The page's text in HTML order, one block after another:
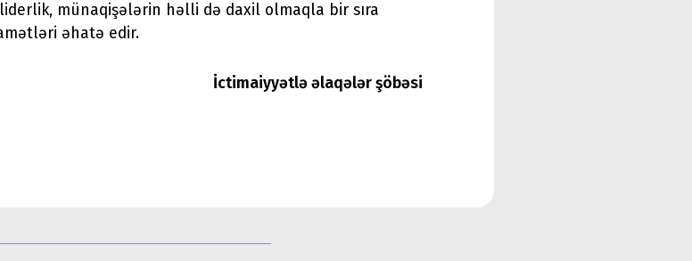
liderlik, münaqişələrin həlli də daxil olmaqla bir sıra
əhatə edir.
İctimaiyyətlə əlaqələr şöbəsi